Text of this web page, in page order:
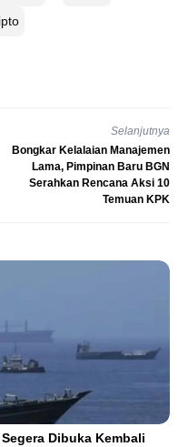
Selanjutnya
Bongkar Kelalaian Manajemen
Lama, Pimpinan Baru BGN
Serahkan Rencana Aksi 10
Temuan KPK
Dibuka Kembali